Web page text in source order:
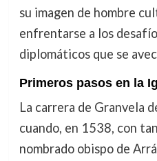
su imagen de hombre
enfrentarse a los
diplomáticos que se
Primeros pasos en la
La carrera de Granvela
cuando, en 1538, con
nombrado obispo de